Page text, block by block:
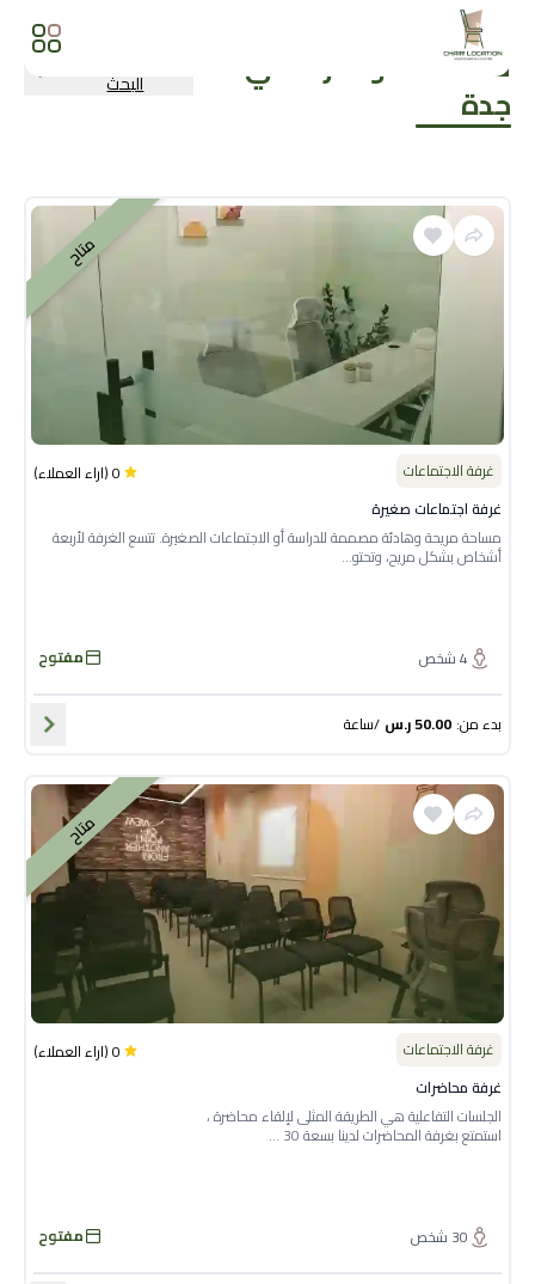
قاعات المؤتمرات في
جدة البحث
متاح
غرفة الاجتماعات 0
(اراء العملاء)
غرفة اجتماعات صغيرة
مساحة مريحة وهادئة مصممة للدراسة أو الاجتماعات الصغيرة. تتسع الغرفة لأربعة
أشخاص بشكل مريح، وتحتو...
4شخص مفتوح
بدء من:
50.00ر.س /ساعة
متاح
غرفة الاجتماعات 0
(اراء العملاء)
غرفة محاضرات
الجلسات التفاعلية هي الطريقة المثلى لإلقاء محاضرة ،
استمتع بغرفة المحاضرات لدينا بسعة 30 ...
30 شخص مفتوح